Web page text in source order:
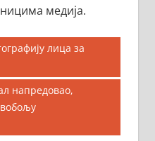
медија.
лица за
напредовао,